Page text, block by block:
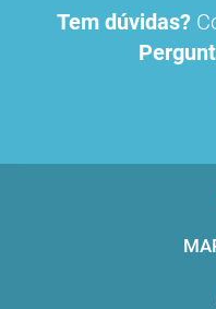
Tem dúvidas?